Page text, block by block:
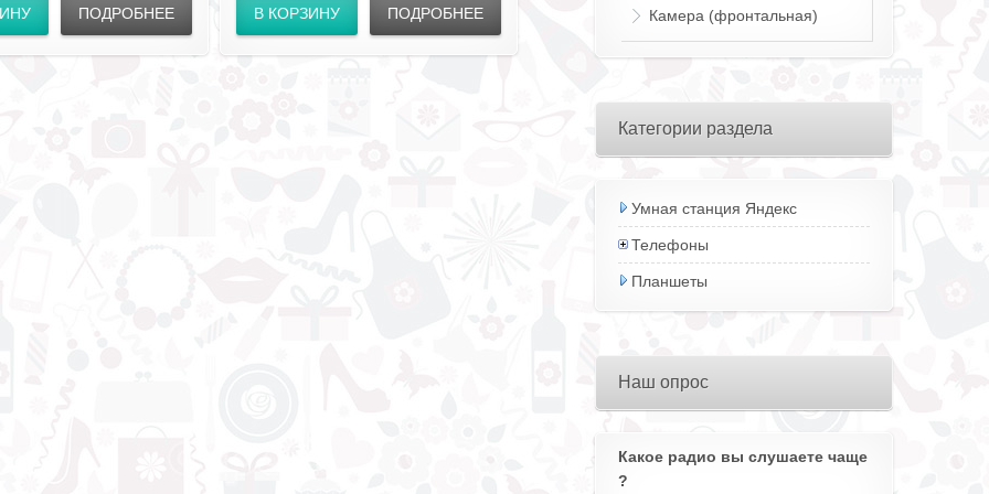
ПОДРОБНЕЕ В КОРЗИНУ ПОДРОБНЕЕ Камера (фронтальная)
Категории раздела
Умная станция Яндекс
Телефоны
Планшеты
Наш опрос
Какое радио вы слушаете чаще
?